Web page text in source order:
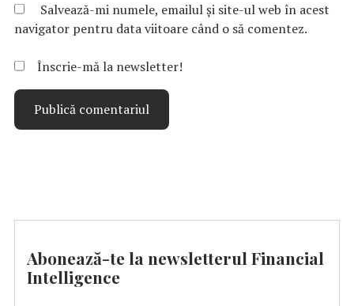
Salvează-mi numele, emailul și site-ul web în acest
navigator pentru data viitoare când o să comentez.
Înscrie-mă la newsletter!
Abonează-te la newsletterul Financial
Intelligence